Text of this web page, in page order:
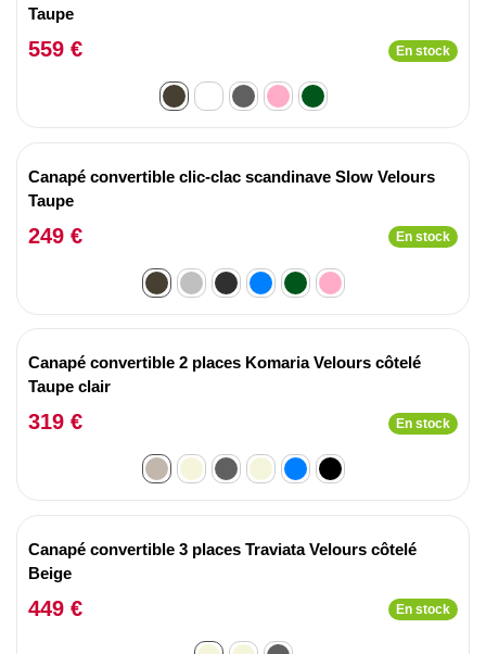
Taupe
559 € En stock
Canapé convertible clic-clac scandinave Slow Velours
Taupe
249 € En stock
Canapé convertible 2 places Komaria Velours côtelé
Taupe clair
319 € En stock
Canapé convertible 3 places Traviata Velours côtelé
Beige
449 € En stock